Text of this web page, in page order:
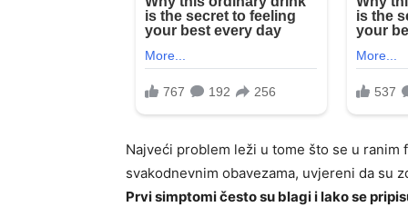
Najveći problem leži u tome što se u ranim
svakodnevnim obavezama, uvjereni da su
Prvi simptomi često su blagi i lako se